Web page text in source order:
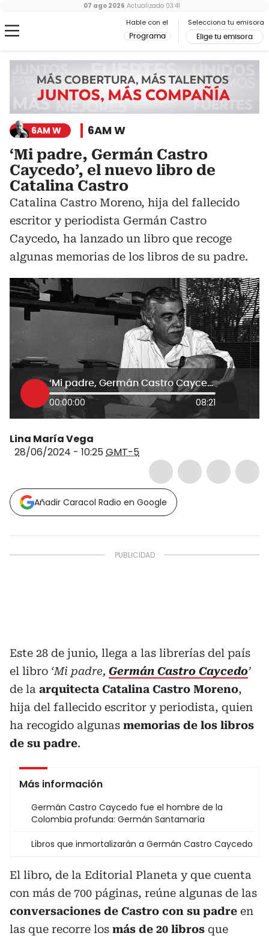
Hable con el
Programa
Selecciona tu emisora
Elige tu emisora
07 ago 2026 Actualizado 03:41
6AM W 6AM W
‘Mi padre, Germán Castro
Caycedo’, el nuevo libro de
Catalina Castro
Catalina Castro Moreno, hija del fallecido
escritor y periodista Germán Castro
Caycedo, ha lanzado un libro que recoge
algunas memorias de los libros de su padre.
‘Mi padre, Germán Castro Caycedo’, el nuevo libro de Catalina Castro
00:00:00 08:21
Lina María Vega
28/06/2024 - 10:25GMT-5
Añadir Caracol Radio en Google
Este 28 de junio, llega a las librerías del país
el libro ‘Mi padre, Germán Castro Caycedo’
de la arquitecta Catalina Castro Moreno,
hija del fallecido escritor y periodista, quien
ha recogido algunas memorias de los libros
de su padre.
Más información
Germán Castro Caycedo fue el hombre de la
Colombia profunda: Germán Santamaría
Libros que inmortalizarán a Germán Castro Caycedo
El libro, de la Editorial Planeta y que cuenta
con más de 700 páginas, reúne algunas de las
conversaciones de Castro con su padre en
las que recorre los más de 20 libros que